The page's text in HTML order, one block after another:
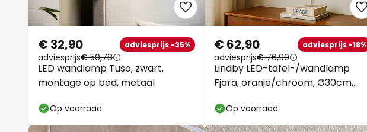
LED wandlamp Tuso, zwart,
montage op bed, metaal
€ 32,90 adviesprijs -35%
adviesprijs€ 50,78
Op voorraad
Lindby LED-tafel-/wandlamp
Fjora, oranje/chroom, Ø30cm,
€ 62,90 adviesprijs -18%
adviesprijs€ 76,90
Op voorraad